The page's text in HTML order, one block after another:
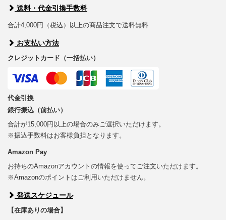
送料・代金引換手数料
合計4,000円（税込）以上の商品注文で送料無料
お支払い方法
クレジットカード（一括払い）
代金引換
銀行振込（前払い）
合計が15,000円以上の場合のみご選択いただけます。
※振込手数料はお客様負担となります。
Amazon Pay
お持ちのAmazonアカウントの情報を使ってご注文いただけます。
※Amazonのポイントはご利用いただけません。
発送スケジュール
【在庫ありの場合】